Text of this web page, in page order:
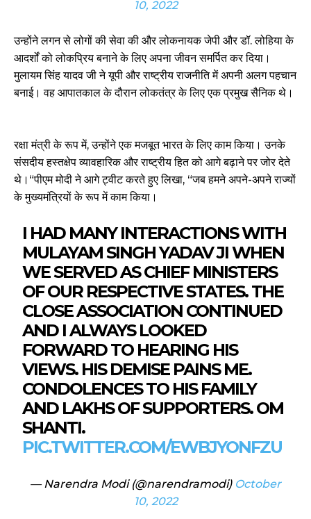
10, 2022
उन्होंने लगन से लोगों की सेवा की और लोकनायक जेपी और डॉ. लोहिया के
आदर्शों को लोकप्रिय बनाने के लिए अपना जीवन समर्पित कर दिया।
मुलायम सिंह यादव जी ने यूपी और राष्ट्रीय राजनीति में अपनी अलग पहचान
बनाई। वह आपातकाल के दौरान लोकतंत्र के लिए एक प्रमुख सैनिक थे।
रक्षा मंत्री के रूप में, उन्होंने एक मजबूत भारत के लिए काम किया। उनके
संसदीय हस्तक्षेप व्यावहारिक और राष्ट्रीय हित को आगे बढ़ाने पर जोर देते
थे।“पीएम मोदी ने आगे ट्वीट करते हुए लिखा, “जब हमने अपने-अपने राज्यों
के मुख्यमंत्रियों के रूप में काम किया।
I HAD MANY INTERACTIONS WITH
MULAYAM SINGH YADAV JI WHEN
WE SERVED AS CHIEF MINISTERS
OF OUR RESPECTIVE STATES. THE
CLOSE ASSOCIATION CONTINUED
AND I ALWAYS LOOKED
FORWARD TO HEARING HIS
VIEWS. HIS DEMISE PAINS ME.
CONDOLENCES TO HIS FAMILY
AND LAKHS OF SUPPORTERS. OM
SHANTI.
PIC.TWITTER.COM/EWBJYONFZU
— Narendra Modi (@narendramodi) October
10, 2022